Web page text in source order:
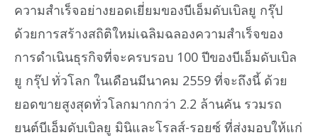
ความสำเร็จอย่างยอดเยี่ยมของบีเอ็มดับเบิลยู กรุ๊ป
ด้วยการสร้างสถิติใหม่เฉลิมฉลองความสำเร็จของ
การดำเนินธุรกิจที่จะครบรอบ 100 ปีของบีเอ็มดับเบิล
ยู กรุ๊ป ทั่วโลก ในเดือนมีนาคม 2559 ที่จะถึงนี้ ด้วย
ยอดขายสูงสุดทั่วโลกมากกว่า 2.2 ล้านคัน รวมรถ
ยนต์บีเอ็มดับเบิลยู มินิและโรลส์-รอยซ์ ที่ส่งมอบให้แก่